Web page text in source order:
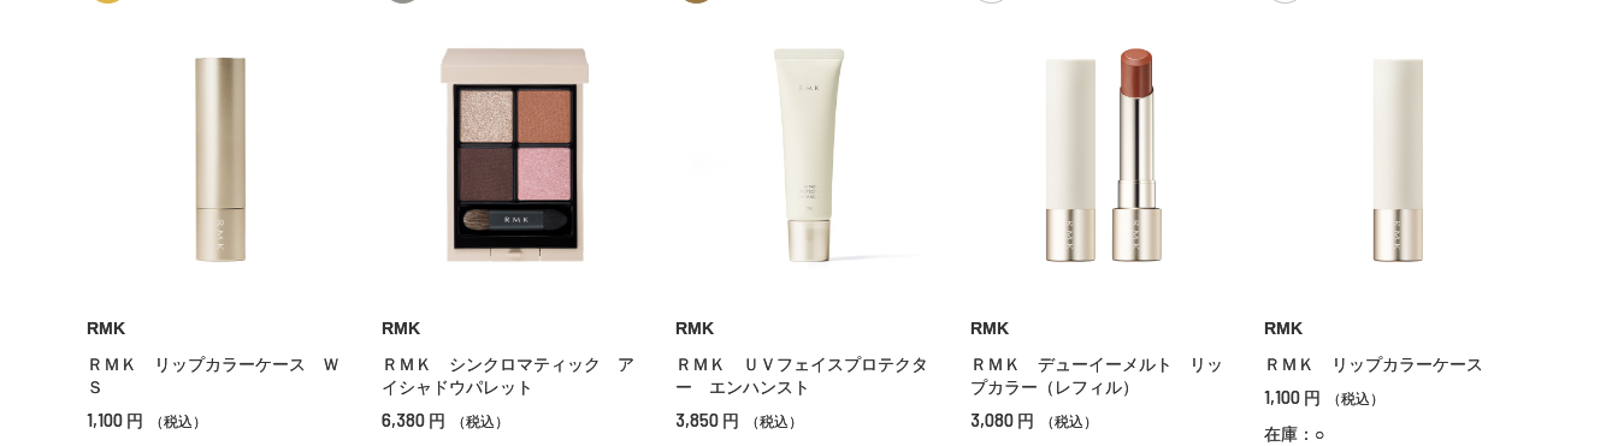
RMK
ＲＭＫ リップカラーケース Ｗ
Ｓ
1,100 円 （税込）
RMK
ＲＭＫ シンクロマティック ア
イシャドウパレット
6,380 円 （税込）
RMK
ＲＭＫ ＵＶフェイスプロテクタ
ー エンハンスト
3,850 円 （税込）
RMK
ＲＭＫ デューイーメルト リッ
プカラー（レフィル）
3,080 円 （税込）
RMK
ＲＭＫ リップカラーケース
1,100 円 （税込）
在庫：○